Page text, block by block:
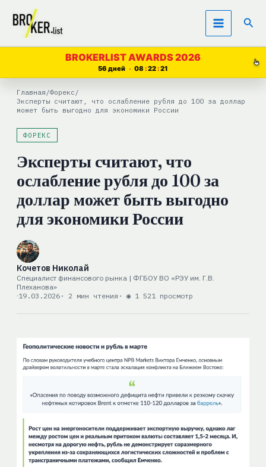
Перейти
содержимому
BROKERLIST AWARDS 2026
56 дней 08 22 20
Главная /Форекс /
Эксперты считают, что ослабление рубля до 100 за доллар
может быть выгодно для экономики России
ФОРЕКС
Эксперты считают, что
ослабление рубля до 100 за
доллар может быть выгодно
для экономики России
Кочетов Николай
Специалист финансового рынка | ФГБОУ ВО «РЭУ им. Г.В.
Плеханова»
19.03.2026· 2 мин чтения · ◉ 1 521 просмотр